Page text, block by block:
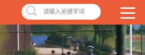
你圆梦! 学校首页| OA系统 违反师德举报信箱
请输入关键字词